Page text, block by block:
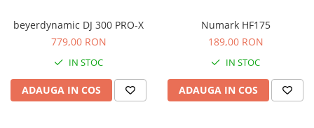
Microfoane de studio
Monitoare de studio
Preamplificatoare
Protectii antifonice pentru urechi
beyerdynamic DJ 300 PRO-X
779,00 RON
IN STOC
ADAUGA IN COS
Numark HF175
189,00 RON
IN STOC
ADAUGA IN COS